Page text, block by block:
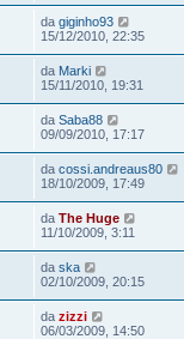
da giginho93
15/12/2010, 22:35
da Marki
15/11/2010, 19:31
da Saba88
09/09/2010, 17:17
da cossi.andreaus80
18/10/2009, 17:49
da The Huge
11/10/2009, 3:11
da ska
02/10/2009, 20:15
da zizzi
06/03/2009, 14:50